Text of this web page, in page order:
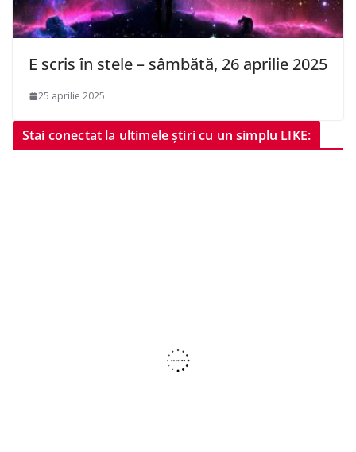
E scris în stele – sâmbătă, 26 aprilie 2025
25 aprilie 2025
Stai conectat la ultimele știri cu un simplu LIKE: